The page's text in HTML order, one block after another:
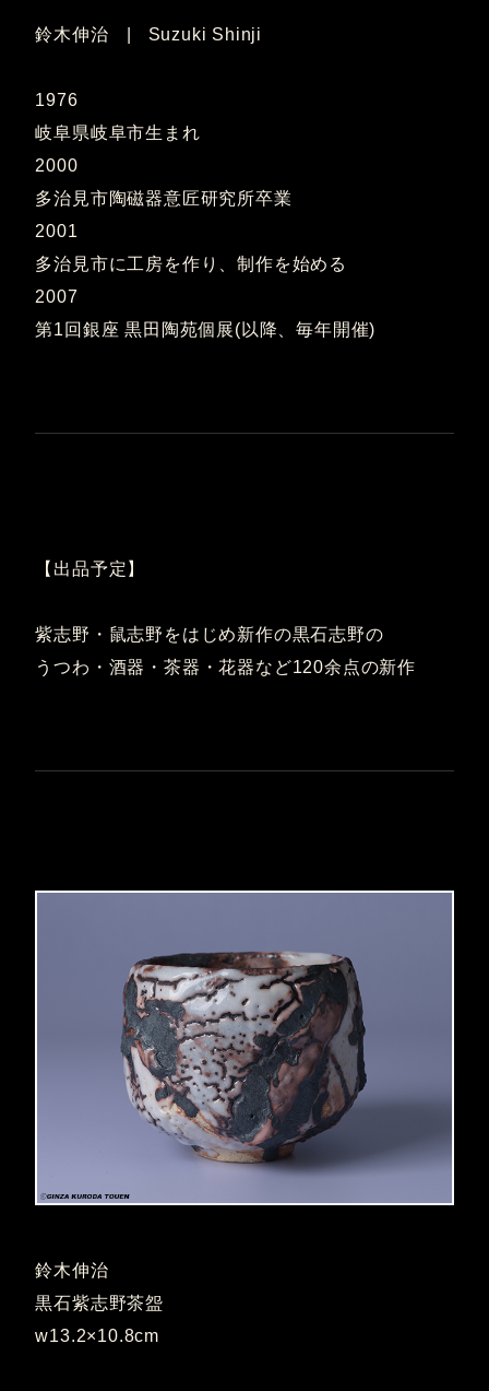
鈴木伸治 | Suzuki Shinji
1976
岐阜県岐阜市生まれ
2000
多治見市陶磁器意匠研究所卒業
2001
多治見市に工房を作り、制作を始める
2007
第1回銀座 黒田陶苑個展(以降、毎年開催)
【出品予定】
紫志野・鼠志野をはじめ新作の黒石志野の
うつわ・酒器・茶器・花器など120余点の新作
鈴木伸治
黒石紫志野茶盌
w13.2×10.8cm